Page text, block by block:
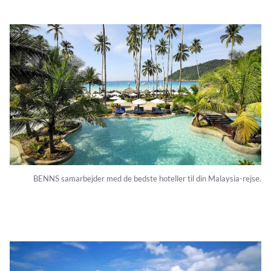
BENNS samarbejder med de bedste hoteller til din Malaysia-rejse.